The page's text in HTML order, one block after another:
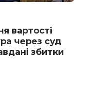
вартості
через суд
збитки